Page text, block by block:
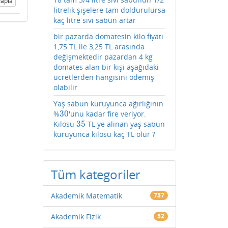
litrelik şişelere tam doldurulursa
kaç litre sıvı sabun artar
bir pazarda domatesin kilo fiyatı
1,75 TL ile 3,25 TL arasında
değişmektedir pazardan 4 kg
domates alan bir kişi aşağıdaki
ücretlerden hangisini ödemiş
olabilir
Yaş sabun kuruyunca ağırlığının
%30
30'unu kadar fire veriyor.
Kilosu 35
35 TL ye alınan yaş sabun
kuruyunca kilosu kaç TL olur ?
Tüm kategoriler
Akademik Matematik 737
Akademik Fizik 52